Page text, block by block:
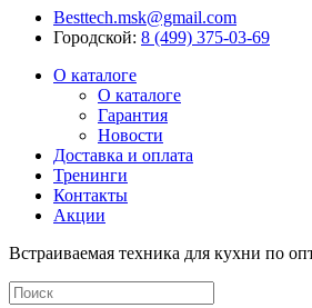
Besttech.msk@gmail.com
Городской: 8 (499) 375-03-69
О каталоге
О каталоге
Гарантия
Новости
Доставка и оплата
Тренинги
Контакты
Акции
Встраиваемая техника для кухни по